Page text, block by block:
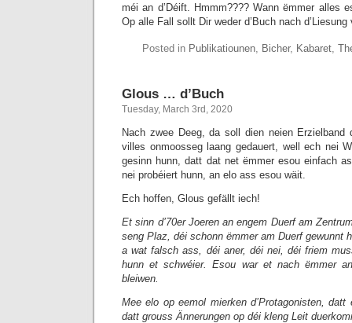
méi an d’Déift. Hmmm???? Wann ëmmer alles
Op alle Fall sollt Dir weder d’Buch nach d’Liesung
Posted in Publikatiounen, Bicher, Kabaret,
Glous … d’Buch
Tuesday, March 3rd, 2020
Nach zwee Deeg, da soll dien neien
villes onmoosseg laang gedauert, well ech nei
gesinn hunn, datt dat net ëmmer esou einfach
nei probéiert hunn, an elo ass esou wäit.
Ech hoffen, Glous gefällt iech!
Et sinn d’70er Joeren an engem Duerf am
seng Plaz, déi schonn ëmmer am Duerf gewunnt
a wat falsch ass, déi aner, déi nei, déi friem
hunn et schwéier. Esou war et nach ëmmer
bleiwen.
Mee elo op eemol mierken d’Protagonisten, datt
datt grouss Ännerungen op déi kleng Leit